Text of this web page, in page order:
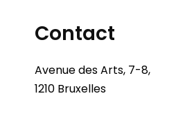
Contact
Avenue des Arts, 7-8,
1210 Bruxelles